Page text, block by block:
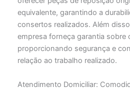
equivalente, garantindo a
consertos realizados. Além
empresa forneça garantia sobre
proporcionando segurança e
relação ao trabalho realizado.
Atendimento Domiciliar: